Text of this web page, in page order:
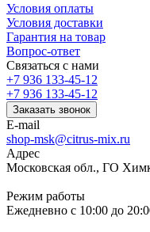
Условия оплаты
Условия доставки
Гарантия на товар
Вопрос-ответ
Связаться с нами
+7 936 133-45-12
+7 936 133-45-12
Заказать звонок
E-mail
shop-msk@citrus-mix.ru
Адрес
Московская обл., ГО
Режим работы
Ежедневно с 10:00 до